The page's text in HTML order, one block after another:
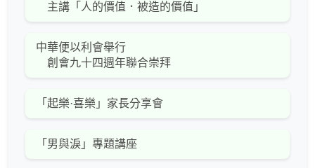
主講「人的價值．被造的價值」
中華便以利會舉行
創會九十四週年聯合崇拜
「起樂·喜樂」家長分享會
「男與淚」專題講座